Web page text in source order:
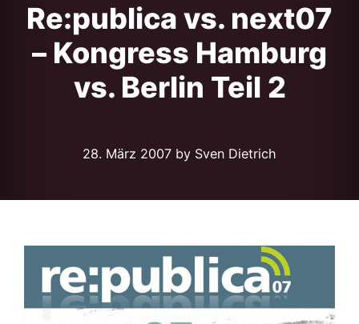
Re:publica vs. next07
– Kongress Hamburg
vs. Berlin Teil 2
28. März 2007 by Sven Dietrich